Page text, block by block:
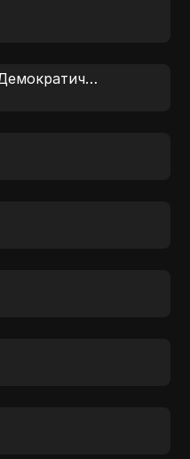
Лаосская Народно-Демократическая Республика